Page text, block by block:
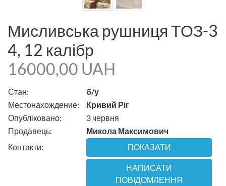
Мисливська рушниця ТОЗ-3
4, 12 калібр
16000,00 UAH
Стан:
б/у
Местонахождение:
Кривий Ріг
Опубліковано:
3 червня
Продавець:
Микола Максимович
Контакти:
ПОКАЗАТИ
НАПИСАТИ
ПОВІДОМЛЕННЯ